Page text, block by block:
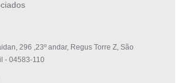
296 ,23º andar, Regus Torre Z, São
- 04583-110